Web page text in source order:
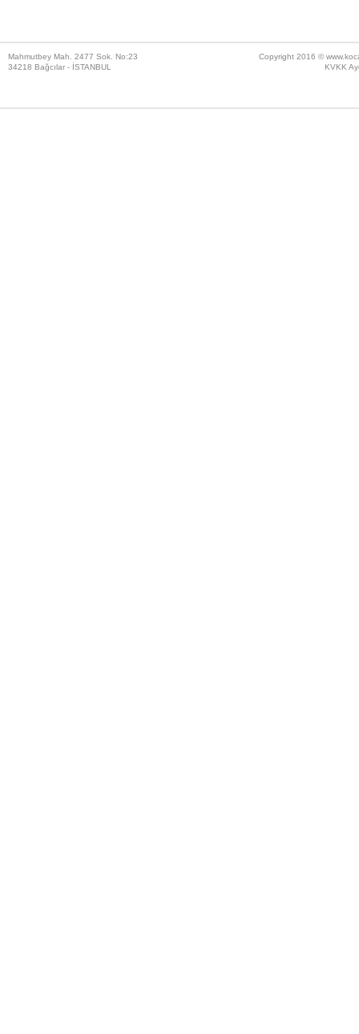
Mahmutbey Mah. 2477 Sok. No:23
34218 Bağcılar - İSTANBUL
Copyright 2016 ©
KVKK